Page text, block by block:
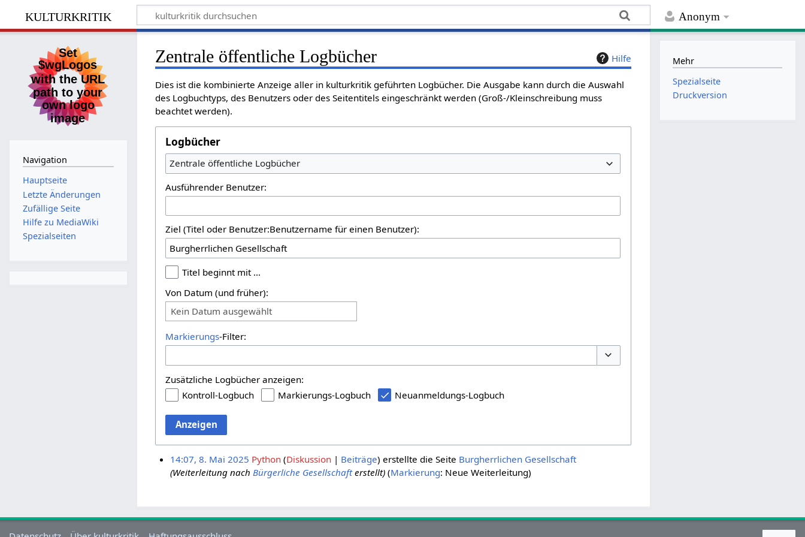
Anonym
kulturkritik
Hilfe
Zentrale öffentliche Logbücher
Dies ist die kombinierte Anzeige aller in kulturkritik geführten Logbücher. Die Ausgabe kann durch die Auswahl
des Logbuchtyps, des Benutzers oder des Seitentitels eingeschränkt werden (Groß-/Kleinschreibung muss
beachtet werden).
Logbücher
Zentrale öffentliche Logbücher
Ausführender Benutzer:
Ziel (Titel oder Benutzer:Benutzername für einen Benutzer):
Titel beginnt mit …
Von Datum (und früher):
Kein Datum ausgewählt
Markierungs-Filter:
Zusätzliche Logbücher anzeigen:
Kontroll-Logbuch
Markierungs-Logbuch Neuanmeldungs-Logbuch
Anzeigen
14:07, 8. Mai 2025 Python Diskussion Beiträge erstellte die Seite Burgherrlichen Gesellschaft
(Weiterleitung nach Bürgerliche Gesellschafterstellt) Markierung: Neue Weiterleitung
Navigation
Hauptseite
Letzte Änderungen
Zufällige Seite
Hilfe zu MediaWiki
Spezialseiten
Mehr
Spezialseite
Druckversion